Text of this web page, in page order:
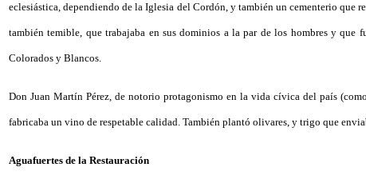
eclesiástica, dependiendo de la Iglesia del Cordón, y también un cementerio que
también temible, que trabajaba en sus dominios a la par de los hombres y que
Colorados y Blancos.
Don Juan Martín Pérez, de notorio protagonismo en la vida cívica del país
fabricaba un vino de respetable calidad. También plantó olivares, y trigo que
Aguafuertes de la Restauración